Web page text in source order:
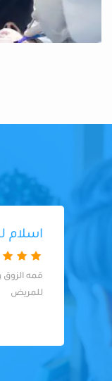
اسلام
قمه الزوق
للمريض